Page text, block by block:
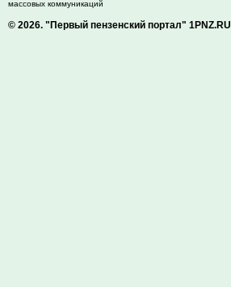
массовых коммуникаций
© 2026. "Первый пензенский портал" 1PNZ.RU